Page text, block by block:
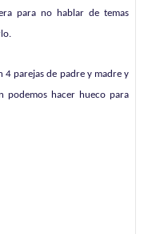
para no hablar de temas
4 parejas de padre y madre y
podemos hacer hueco para